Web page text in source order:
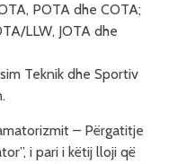
POTA dhe COTA;
LLW, JOTA dhe
Teknik dhe Sportiv
.
– Përgatitje
, i pari i këtij lloji që